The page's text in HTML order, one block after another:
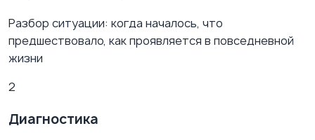
Разбор ситуации: когда началось, что
предшествовало, как проявляется в повседневной
жизни
2
Диагностика